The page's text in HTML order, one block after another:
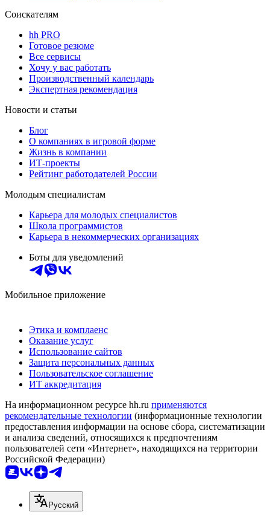
Соискателям
hh PRO
Готовое резюме
Все сервисы
Хочу у вас работать
Производственный календарь
Экспертная рекомендация
Новости и статьи
Блог
О компаниях в игровой форме
Жизнь в компании
ИТ-проекты
Рейтинг работодателей России
Молодым специалистам
Карьера для молодых специалистов
Школа программистов
Карьера в некоммерческих организациях
Боты для уведомлений
Мобильное приложение
Этика и комплаенс
Оказание услуг
Использование сайтов
Защита персональных данных
Пользовательское соглашение
ИТ аккредитация
На информационном ресурсе hh.ru применяются
рекомендательные технологии (информационные технологии
предоставления информации на основе сбора, систематизации
и анализа сведений, относящихся к предпочтениям
пользователей сети «Интернет», находящихся на территории
Российской Федерации)
Русский